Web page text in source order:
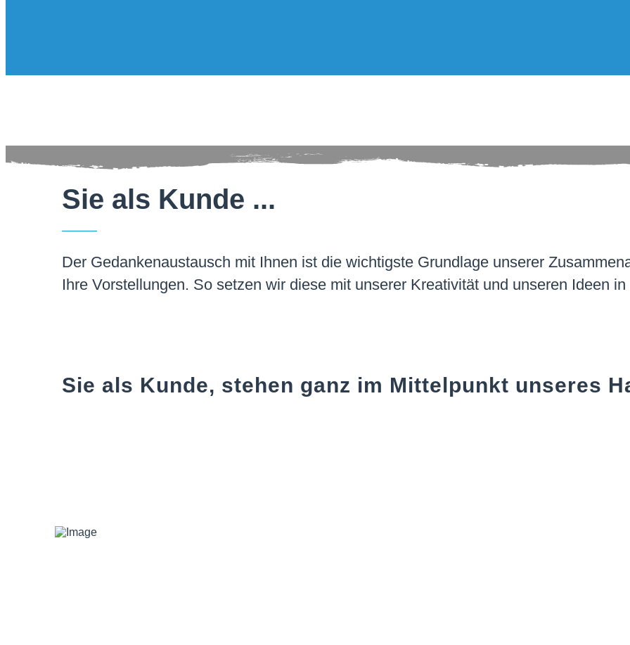
Sie als Kunde ...
Der Gedankenaustausch mit Ihnen ist die wichtigste Grundlage unserer
Ihre Vorstellungen. So setzen wir diese mit unserer Kreativität und unseren Ideen in
Sie als Kunde, stehen ganz im Mittelpunkt unseres